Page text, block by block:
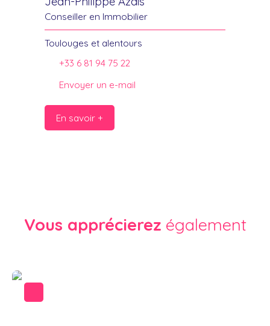
Conseiller en Immobilier
Toulouges et alentours
+33 6 81 94 75 22
Envoyer un e-mail
En savoir +
Vous apprécierez également